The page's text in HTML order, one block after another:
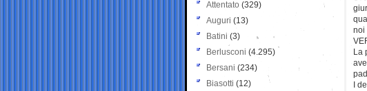
noi
La
I
Attentato (329)
Auguri (13)
Batini (3)
Berlusconi (4.295)
Bersani (234)
Biasotti (12)